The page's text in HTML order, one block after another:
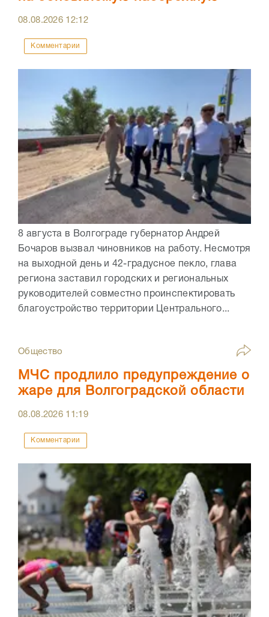
08.08.2026 12:12
Комментарии
8 августа в Волгограде губернатор Андрей
Бочаров вызвал чиновников на работу. Несмотря
на выходной день и 42-градусное пекло, глава
региона заставил городских и региональных
руководителей совместно проинспектировать
благоустройство территории Центрального...
Общество
МЧС продлило предупреждение о
жаре для Волгоградской области
08.08.2026 11:19
Комментарии